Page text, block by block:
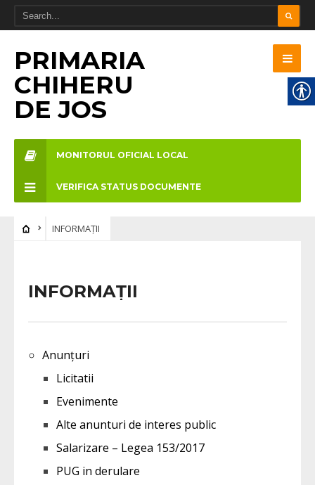
PRIMARIA
CHIHERU
DE JOS
MONITORUL OFICIAL LOCAL
VERIFICA STATUS DOCUMENTE
INFORMAȚII
INFORMAȚII
Anunțuri
Licitatii
Evenimente
Alte anunturi de interes public
Salarizare – Legea 153/2017
PUG in derulare